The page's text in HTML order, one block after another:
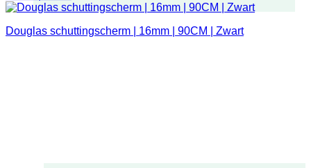
Douglas schuttingscherm | 16mm | 90CM | Zwart